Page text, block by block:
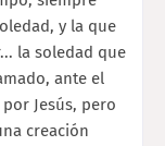
y la que
la soledad que
ante el
Jesús, pero
creación